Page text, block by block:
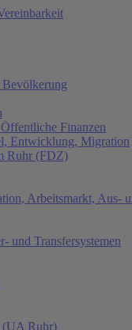
Finanzen
Entwicklung, Migration
Ruhr (FDZ)
Arbeitsmarkt, Aus-
und Transfersystemen
(UA Ruhr)